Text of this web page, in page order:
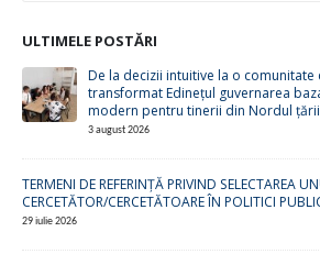
ULTIMELE POSTĂRI
De la decizii intuitive la o comunitate
transformat Edinețul guvernarea
modern pentru tinerii din Nordul țării
3 august 2026
TERMENI DE REFERINȚĂ PRIVIND SELECTAREA
CERCETĂTOR/CERCETĂTOARE ÎN POLITICI
29 iulie 2026